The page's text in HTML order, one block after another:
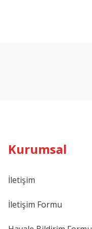
Kurumsal
İletişim
İletişim Formu